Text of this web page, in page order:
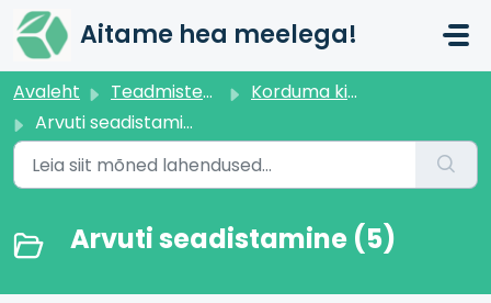
Mine põhisisu juurde
Aitame hea meelega!
Avaleht Teadmistebaas
Korduma kippuvad küsimused
Arvuti seadistamine
Arvuti seadistamine (5)